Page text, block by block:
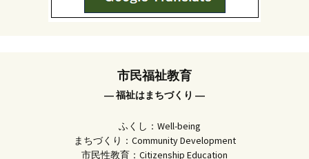
市民福祉教育
― 福祉はまちづくり ―
ふくし：Well-being
まちづくり：Community Development
市民性教育：Citizenship Education